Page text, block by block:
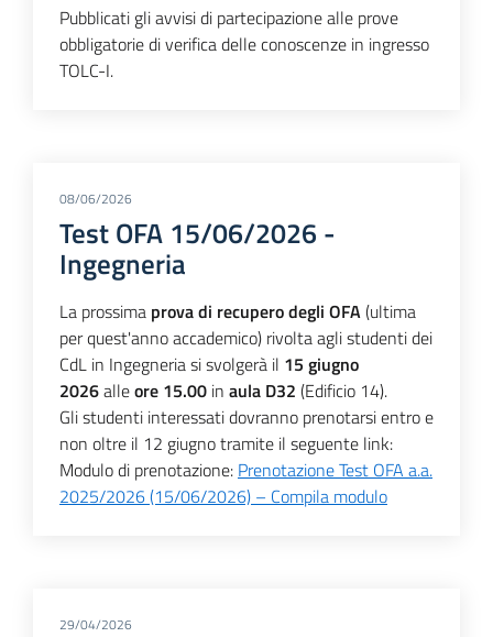
Pubblicati gli avvisi di partecipazione alle prove
obbligatorie di verifica delle conoscenze in ingresso
TOLC-I.
08/06/2026
Test OFA 15/06/2026 -
Ingegneria
La prossima prova di recupero degli OFA(ultima
per quest'anno accademico) rivolta agli studenti dei
CdL in Ingegneria si svolgerà il 15 giugno
2026alleore 15.00 in aula D32 (Edificio 14).
Gli studenti interessati dovranno prenotarsi entro e
non oltre il 12 giugno tramite il seguente link:
Modulo di prenotazione: Prenotazione Test OFA a.a.
2025/2026 (15/06/2026) – Compila modulo
29/04/2026